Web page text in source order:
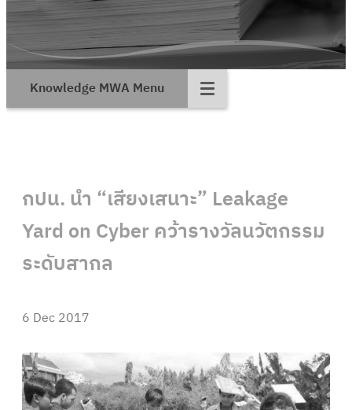
Knowledge MWA Menu
กปน. นำ “เสียงเสนาะ” Leakage
Yard on Cyber คว้ารางวัลนวัตกรรม
ระดับสากล
6 Dec 2017